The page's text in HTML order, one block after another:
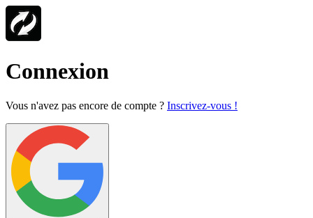
Connexion
Vous n'avez pas encore de compte ? Inscrivez-vous !